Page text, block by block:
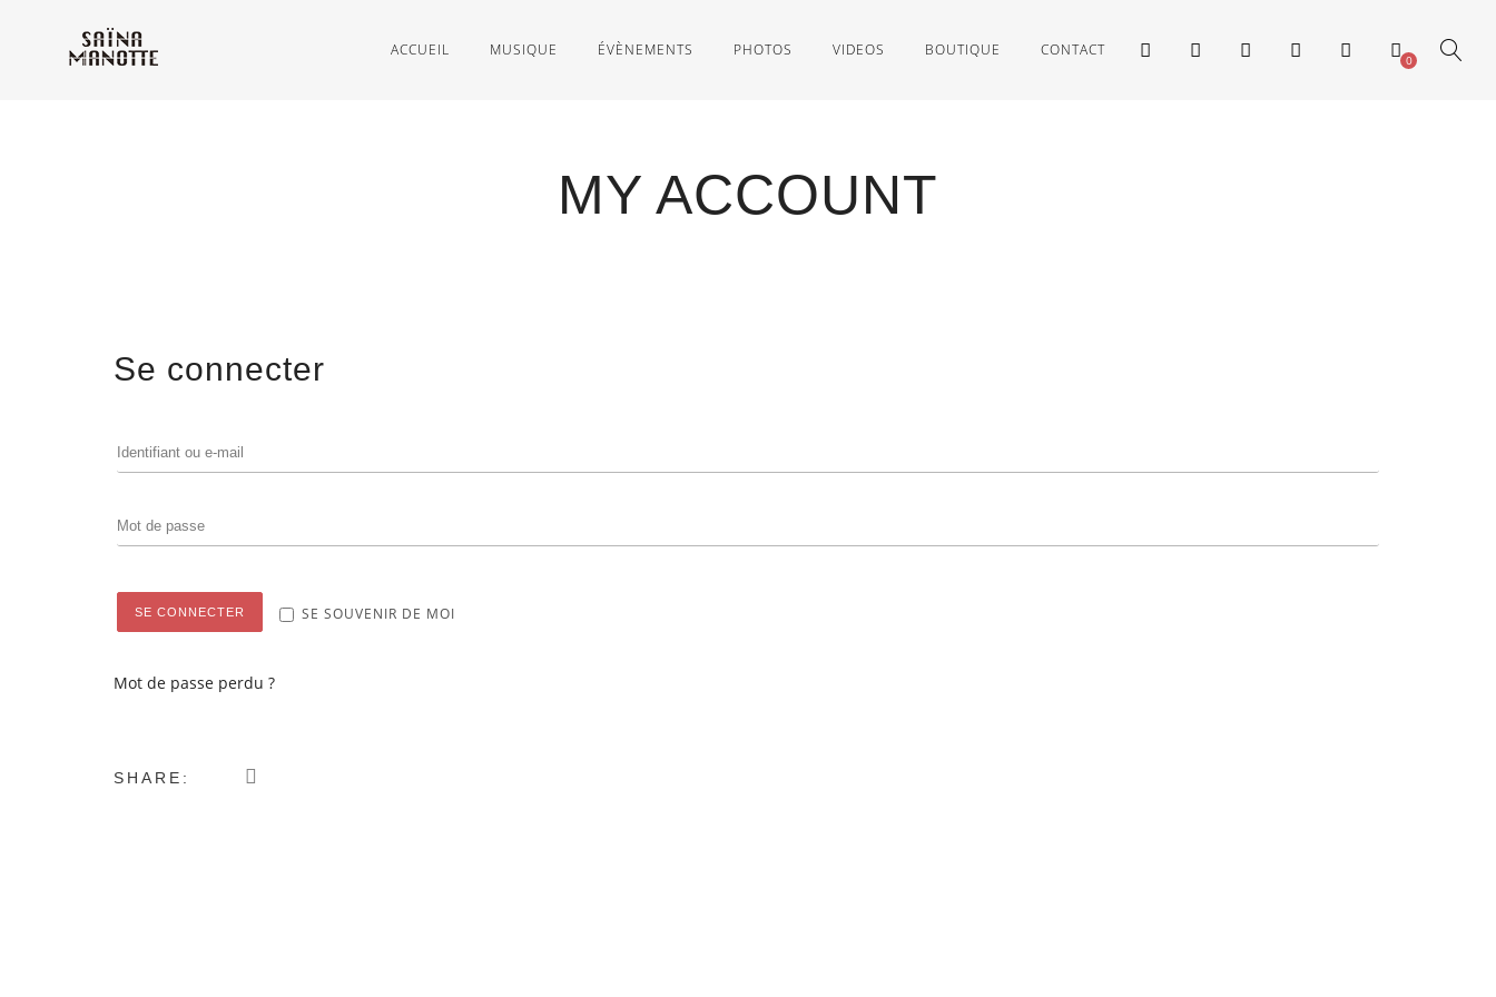
0
ACCUEIL MUSIQUE ÉVÈNEMENTS PHOTOS VIDEOS BOUTIQUE CONTACT
MY ACCOUNT
Se connecter
SE SOUVENIR DE MOI
SE CONNECTER
Mot de passe perdu ?
SHARE: